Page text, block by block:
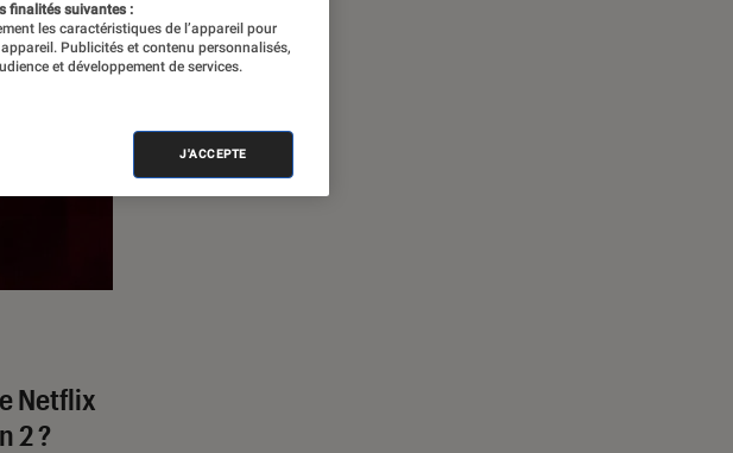
Netflix
2 ?
finalités suivantes :
les caractéristiques de l’appareil pour
Publicités et contenu personnalisés,
et développement de services.
J'ACCEPTE